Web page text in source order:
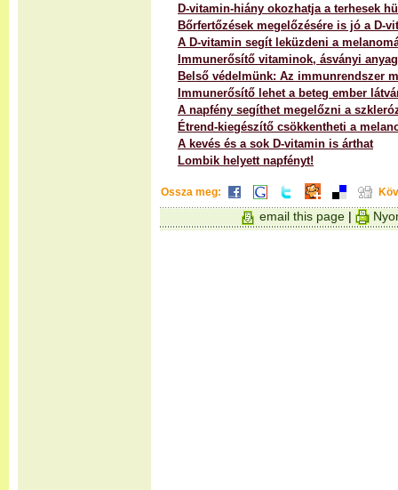
D-vitamin-hiány okozhatja a terhesek
Bőrfertőzések megelőzésére is jó a D-
A D-vitamin segít leküzdeni a
Immunerősítő vitaminok, ásványi
Belső védelmünk: Az immunrendszer
Immunerősítő lehet a beteg ember
A napfény segíthet megelőzni a
Étrend-kiegészítő csökkentheti a
A kevés és a sok D-vitamin is árthat
Lombik helyett napfényt!
Ossza meg:
email this page |